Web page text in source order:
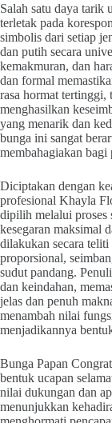
Salah satu daya tarik
terletak pada
simbolis dari setiap
dan putih secara
kemakmuran, dan
dan formal
rasa hormat tertinggi,
menghasilkan
yang menarik dan
bunga ini sangat
membahagiakan
Diciptakan dengan
profesional Khayla
dipilih melalui proses
kesegaran maksimal
dilakukan secara
proporsional,
sudut pandang.
dan keindahan,
jelas dan penuh
menambah nilai
menjadikannya
Bunga Papan
bentuk ucapan
nilai dukungan dan
menunjukkan